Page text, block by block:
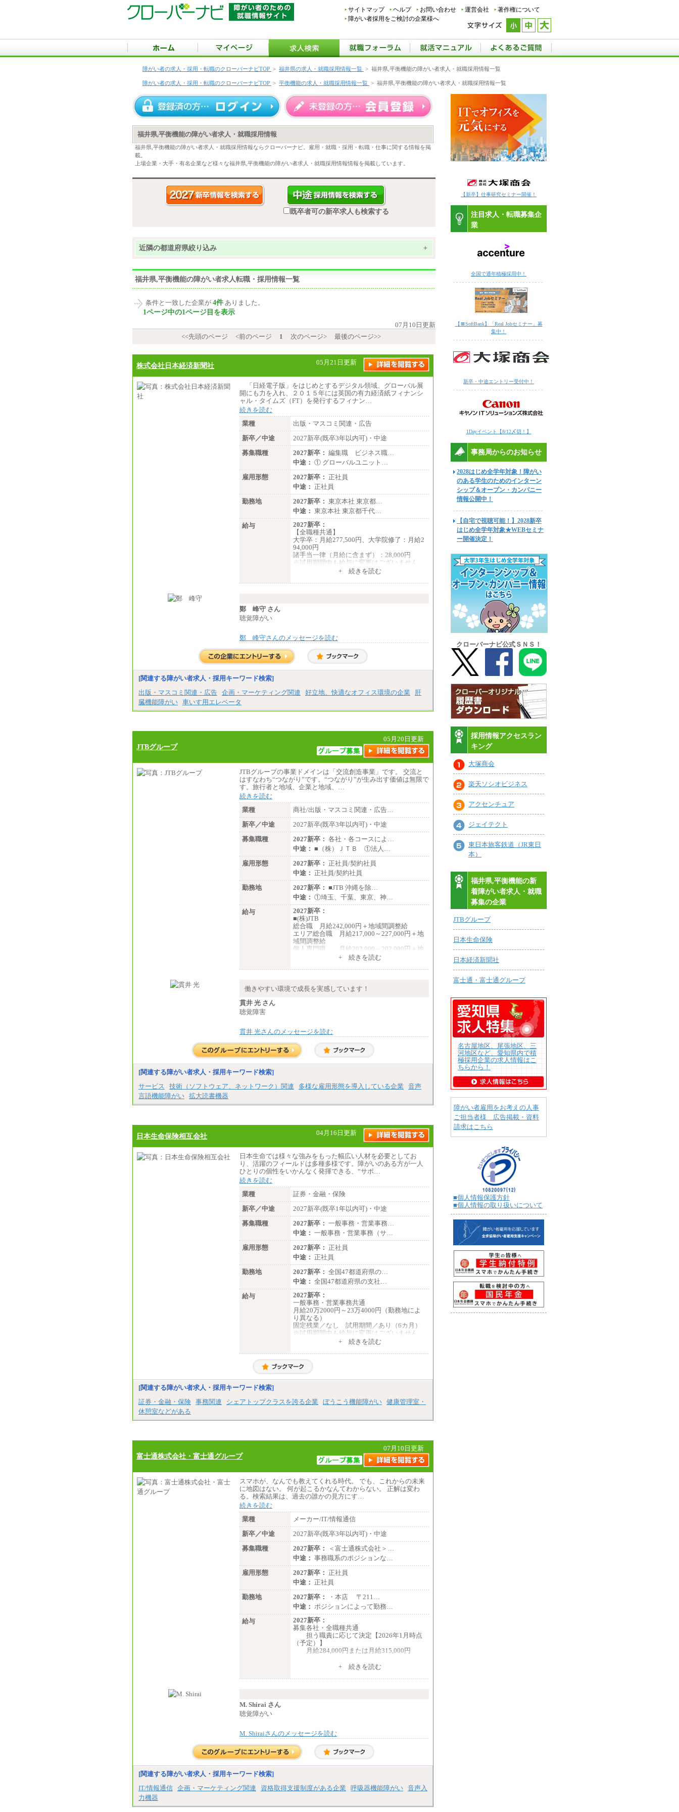
サイトマップ ヘルプ お問い合わせ 運営会社
著作権について
障がい者採用をご検討の企業様へ
障がい者の求人・採用・転職のクローバーナビTOP > 福井県の求人・就職採用情報一覧 > 福井県,平衡機能の障がい者求人・就職採用情報一覧
障がい者の求人・採用・転職のクローバーナビTOP > 平衡機能の求人・就職採用情報一覧 > 福井県,平衡機能の障がい者求人・就職採用情報一覧
福井県,平衡機能の障がい者求人・就職採用情報
福井県,平衡機能の障がい者求人・就職採用情報ならクローバーナビ。雇用・就職・採用・転職・仕事に関する情報を掲
載。
上場企業・大手・有名企業など様々な福井県,平衡機能の障がい者求人・就職採用情報情報を掲載しています。
既卒者可の新卒求人も検索する
近隣の都道府県絞り込み +
福井県,平衡機能の障がい者求人転職・採用情報一覧
条件と一致した企業が 4件 ありました。
1ページ中の1ページ目を表示
07月10日更新
<<先頭のページ
<前のページ 1 次のページ> 最後のページ>>
株式会社日本経済新聞社 05月21日更新
「日経電子版」をはじめとするデジタル領域、グローバル展
開にも力を入れ、２０１５年には英国の有力経済紙フィナンシ
ャル・タイムズ（FT）を発行するフィナン…
続きを読む
業種
出版・マスコミ関連・広告
新卒／中途
2027新卒(既卒3年以内可)・中途
募集職種
2027新卒： 編集職 ビジネス職…
中途： ① グローバルユニット…
雇用形態
2027新卒： 正社員
中途： 正社員
勤務地
2027新卒： 東京本社 東京都…
中途： 東京本社 東京都千代…
給与
2027新卒：
【全職種共通】
大学卒：月給277,500円、大学院修了：月給2
94,000円
諸手当一律（月給に含まず）：28,000円
※試用期間中も給与に変更はございません
月給370,000円～
+ 続きを読む
鄭 峰守 さん
聴覚障がい
鄭 峰守さんのメッセージを読む
[関連する障がい者求人・採用キーワード検索]
出版・マスコミ関連・広告 企画・マーケティング関連 好立地、快適なオフィス環境の企業
肝
臓機能障がい 車いす用エレベータ
JTBグループ
05月20日更新
JTBグループの事業ドメインは「交流創造事業」です。 交流と
はすなわち“つながり”です。“つながり”が生み出す価値は無限で
す。旅行者と地域、企業と地域、…
続きを読む
業種
商社/出版・マスコミ関連・広告…
新卒／中途
2027新卒(既卒3年以内可)・中途
募集職種
2027新卒： 各社・各コースによ…
中途： ■（株）ＪＴＢ ①法人…
雇用形態
2027新卒： 正社員/契約社員
中途： 正社員/契約社員
勤務地
2027新卒： ■JTB 沖縄を除…
中途： ①埼玉、千葉、東京、神…
給与
2027新卒：
■(株)JTB
総合職 月給242,000円＋地域間調整給
エリア総合職 月給217,000～227,000円＋地
域間調整給
個人専門職 月給202,000～202,000円＋地
※詳細はJTBキャリアサイトよりご確認くだ
さい。
■(株)JTB商事
総合職 月給208,000～235,000円
■(株)JTBパブリッシング ※2027年新卒募集
終了
総合職 月給271,000円
整給
エリア総合職 月給206,000円～214,000＋地
※詳細はJTBキャリアサイトよりご確認くだ
■(株)JTBコミュニケーションデザイン
総合職 月給230,000円
みなし残業手当：20,000円（一律支給）※
みなし残業手当の残業時間は10.43時間。
※超過勤務手当：みなし残業時間を超える
残業時間に応じて、時間外手当等を支給。
※超過勤務手当：残業時間については全額
時間外手当を支給。
■（株）JTBグローバルマーケティング＆トラ
ベル
総合職 月給242,000円＋地域間調整給
訪日事業職 月給202,000～227,000円＋地域
間調整給
※詳細はJTBキャリアサイトよりご確認くだ
さい。
■(株)JTBビジネストランスフォーム
総合職 月給205,000～225,000円＋地域間調
整給
エリア総合職 月給185,000円＋地域間調整
給
※詳細はJTBキャリアサイトよりご確認くだ
さい。
■(株)JTBデータサービス ※2027年新卒募集
さい。
■I&Jデジタルイノベーション(株)
さい。
＜有期社員コース＞
※詳細はJTBキャリアサイトよりご確認くだ
■(株)JTBパブリッシング ※2027年新卒募集
終了
総合職 月給241,000円
中途：
①月給227,000円以上
②月給212,000円以上
④月給23万円～37万円
⑤月給20万円～25万円
⑥月給33万円～48万円
⑦月給271,000円以上
⑧～⑮月給200,000円〜月給400,000円
⑯月給185,000円以上
⑰月給237,000円以上
⑱月給212,000円以上
⑲東京：月給202,000 円以上 、京都：月給19
3,000 円以上
⑳月給205,000円以上
㉑月給185,000 円以上
㉒月給185,000 円以上
㉓月給224,500円以上
※全コース共通※ 能力・経験・勤務地など
により異なります
※試用期間中も給与に変更はございません。
+ 続きを読む
働きやすい環境で成長を実感しています！
貫井 光 さん
聴覚障害
貫井 光さんのメッセージを読む
[関連する障がい者求人・採用キーワード検索]
サービス
技術（ソフトウェア、ネットワーク）関連 多様な雇用形態を導入している企業
音声
言語機能障がい 拡大読書機器
日本生命保険相互会社 04月16日更新
日本生命では様々な強みをもった幅広い人材を必要としてお
り、活躍のフィールドは多種多様です。障がいのある方が一人
ひとりの個性をいかんなく発揮できる、“サポ…
続きを読む
業種
証券・金融・保険
新卒／中途
2027新卒(既卒1年以内可)・中途
募集職種
2027新卒： 一般事務・営業事務…
中途： 一般事務・営業事務（サ…
雇用形態
2027新卒： 正社員
中途： 正社員
勤務地
2027新卒： 全国47都道府県の…
中途： 全国47都道府県の支社…
給与
2027新卒：
一般事務・営業事務共通
月給20万2000円～23万4000円（勤務地によ
り異なる）
固定残業／なし 試用期間／あり（6カ月）
※試用期間中も給与に変更はございません
一般事務・営業事務共通
月給20万2000円～23万4000円（勤務地によ
り異なる）
固定残業／なし 試用期間／あり（6か月）
※試用期間中も給与に変更はございません。
+ 続きを読む
[関連する障がい者求人・採用キーワード検索]
証券・金融・保険 事務関連 シェアトップクラスを誇る企業 ぼうこう機能障がい 健康管理室・
休憩室などがある
富士通株式会社・富士通グループ
07月10日更新
スマホが、なんでも教えてくれる時代。 でも、これからの未来
に地図はない。 何が起こるかなんてわからない。 正解は変わ
る。検索結果は、過去の誰かの見方にす…
続きを読む
業種
メーカー/IT/情報通信
新卒／中途
2027新卒(既卒3年以内可)・中途
募集職種
2027新卒：
＜富士通株式会社＞…
中途： 事務職系のポジションな…
雇用形態
2027新卒： 正社員
中途： 正社員
勤務地
2027新卒：
・本店 〒211…
中途： ポジションによって勤務…
給与
2027新卒：
募集各社・全職種共通
担う職責に応じて決定【2026年1月時点
（予定）】
月給284,000円または月給315,000円
※入社後早期から、自律的な業務遂行が
求められる職務を担う方については、月額給
与315,000円です。
す。
※個別に設定する給与については、選考
の過程で決定していきます。
※上記に加え、所定労働時間外に勤務を
した場合には、時間外勤務手当を支給しま
ん。
＜募集各社・全職種共通＞
+ 続きを読む
M. Shirai さん
聴覚障がい
M. Shiraiさんのメッセージを読む
[関連する障がい者求人・採用キーワード検索]
IT/情報通信 企画・マーケティング関連 資格取得支援制度がある企業 呼吸器機能障がい 音声入
力機器
【新卒】仕事研究セミナー開催！
注目求人・転職募集企
業
全国で通年積極採用中！
【〓SoftBank】「Real Jobセミナー」募
集中！
新卒・中途エントリー受付中！
1Dayイベント【8/12〆切！】
事務局からのお知らせ
2028はじめ全学年対象！障がい
のある学生のためのインターン
シップ＆オープン・カンパニー
情報公開中！
【自宅で視聴可能！】2028新卒
はじめ全学年対象★WEBセミナ
ー開催決定！
クローバーナビ公式ＳＮＳ！
採用情報アクセスラン
キング
大塚商会
楽天ソシオビジネス
アクセンチュア
ジェイテクト
東日本旅客鉄道（JR東日
本）
福井県,平衡機能の新
着障がい者求人・就職
募集の企業
JTBグループ
日本生命保険
日本経済新聞社
富士通・富士通グループ
名古屋地区、尾張地区、三
河地区など、愛知県内で積
極採用企業の求人情報はこ
ちらから！
障がい者雇用をお考えの人事
ご担当者様 広告掲載・資料
請求はこちら
■個人情報保護方針
■個人情報の取り扱いについて